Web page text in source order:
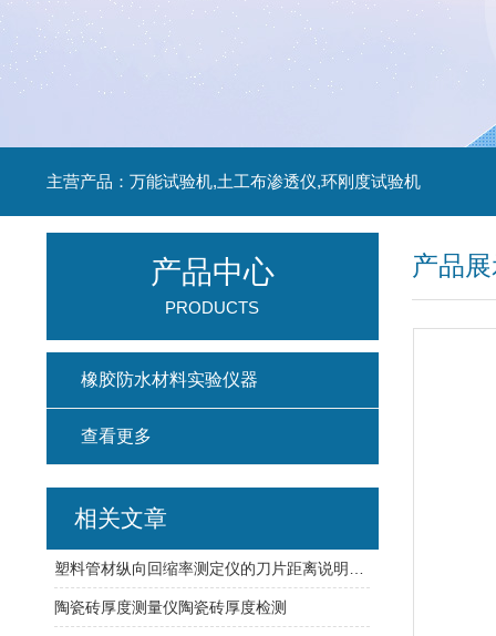
主营产品：万能试验机,土工布渗透仪,环刚度试验机
产品
产品中心
PRODUCTS
橡胶防水材料实验仪器
查看更多
相关文章
陶瓷砖厚度测量仪陶瓷砖厚度检测